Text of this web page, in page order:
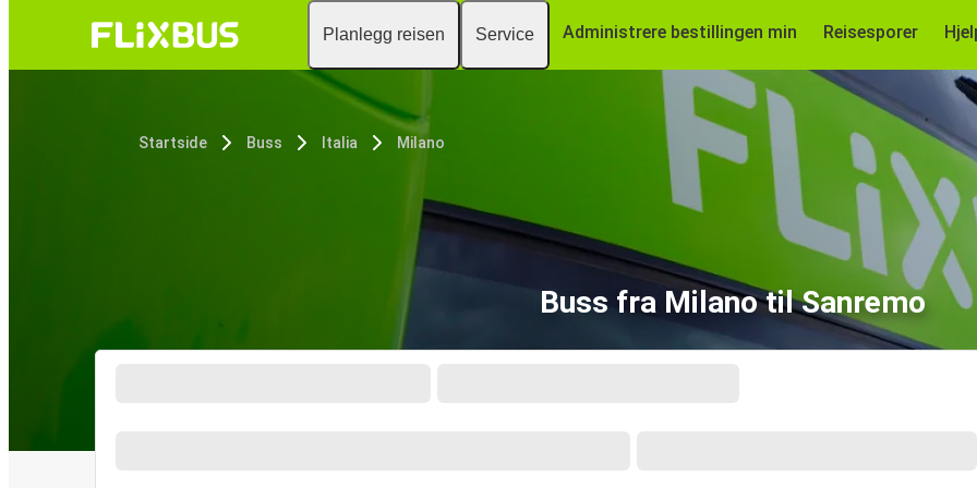
Planlegg reisen Service Administrere bestillingen min Reisesporer
Startside Buss Italia Milano
Buss fra Milano til Sanremo